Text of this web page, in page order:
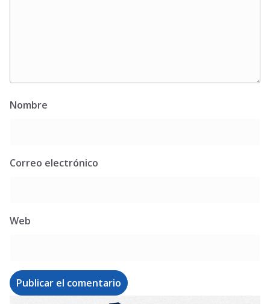
Nombre
Correo electrónico
Web